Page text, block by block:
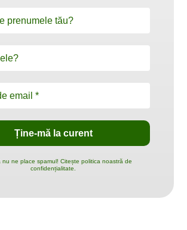
nu ne place spamul! Citește politica noastră de
confidențialitate.